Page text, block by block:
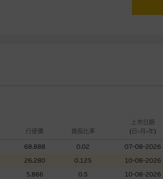
行使價 換股比率
上市日期
(日-月-年)
68.888 0.02 07-08-2026
26.280 0.125 10-08-2026
5.866 0.5 10-08-2026
其他工具。網站內容由麥格理集團所準備的資料編製
項。結構性產品價格可升可跌。過往表現並不反映未
回機制可能被提早終止，届時(i) N類牛熊證投資者會